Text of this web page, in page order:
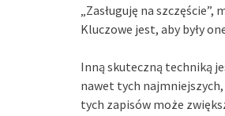
„Zasługuję na
Kluczowe jest, aby były
Inną skuteczną techniką
nawet tych
tych zapisów może